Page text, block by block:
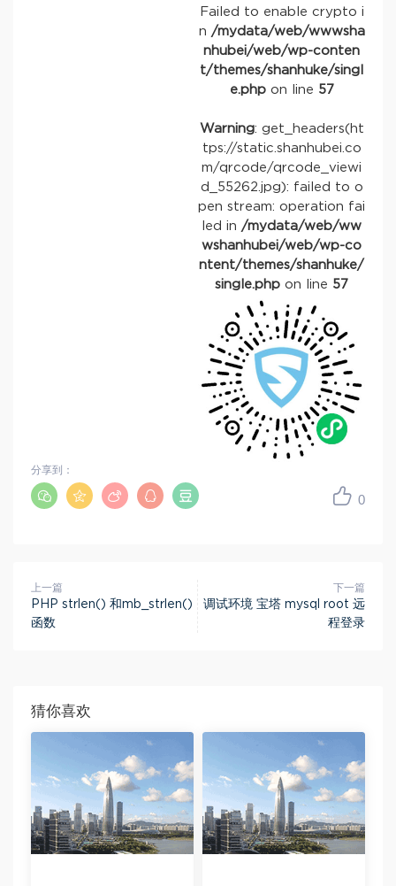
Failed to enable crypto i
n /mydata/web/wwwsha
nhubei/web/wp-conten
t/themes/shanhuke/singl
e.phpon line 57
Warning: get_headers(ht
tps://static.shanhubei.co
m/qrcode/qrcode_viewi
d_55262.jpg): failed to o
pen stream: operation fai
led in /mydata/web/ww
wshanhubei/web/wp-co
ntent/themes/shanhuke/
single.php on line 57
0
分享到：
上一篇
PHP strlen() 和mb_strlen()
函数
下一篇
调试环境 宝塔 mysql root 远
程登录
猜你喜欢